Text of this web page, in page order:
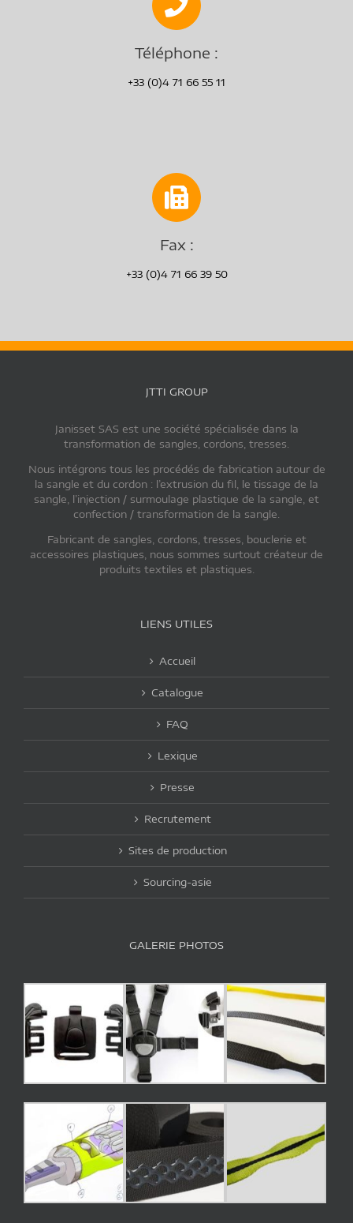
Téléphone :
+33 (0)4 71 66 55 11
Fax :
+33 (0)4 71 66 39 50
JTTI GROUP
Janisset SAS est une société spécialisée dans la
transformation de sangles, cordons, tresses.
Nous intégrons tous les procédés de fabrication autour de
la sangle et du cordon : l’extrusion du fil, le tissage de la
sangle, l’injection / surmoulage plastique de la sangle, et
confection / transformation de la sangle.
Fabricant de sangles, cordons, tresses, bouclerie et
accessoires plastiques, nous sommes surtout créateur de
produits textiles et plastiques.
LIENS UTILES
Accueil
Catalogue
FAQ
Lexique
Presse
Recrutement
Sites de production
Sourcing-asie
GALERIE PHOTOS